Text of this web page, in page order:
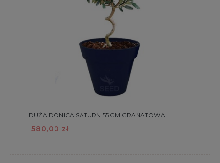
DUŻA DONICA SATURN 55 CM GRANATOWA
580,00 zł